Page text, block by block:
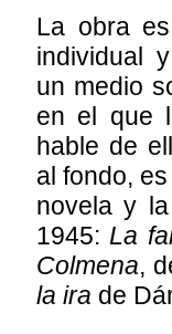
La obra
individual
un medio
en el que
hable de
al fondo,
novela y
1945: La
Colmena,
la ira de